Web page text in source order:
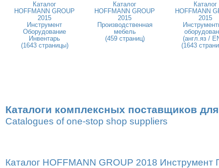
Каталог
HOFFMANN GROUP
2015
Инструмент
Оборудование
Инвентарь
(1643 страницы)
Каталог
HOFFMANN GROUP
2015
Производственная
мебель
(459 страниц)
Каталог
HOFFMANN
2015
(англ.яз /
(1643
Каталоги комплексных поставщиков
Catalogues of one-stop shop suppliers
Каталог HOFFMANN GROUP 2018